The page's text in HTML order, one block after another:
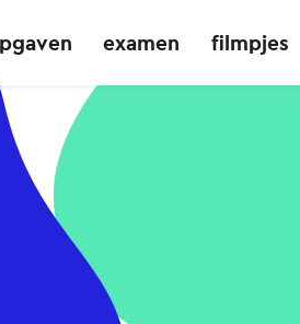
examen filmpjes